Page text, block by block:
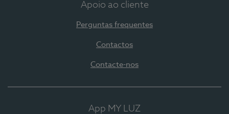
Apoio ao cliente
Perguntas frequentes
Contactos
Contacte-nos
App MY LUZ